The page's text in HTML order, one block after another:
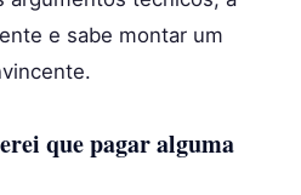
e sabe montar um
que pagar alguma